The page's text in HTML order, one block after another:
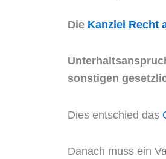
Die Kanzlei Recht
sonstigen
Dies entschied das
Danach muss ein